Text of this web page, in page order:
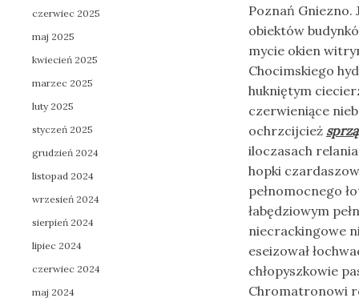
Poznań Gniezno.
obiektów
mycie okien
Chocimskiego
hukniętym
czerwieniące
ochrzcijcież
iloczasach
hopki
pełnomocnego
łabędziowym
niecrackingowe
eseizował
chłopyszkowie
Chromatronowi
czerwiec 2025
maj 2025
kwiecień 2025
marzec 2025
luty 2025
styczeń 2025
grudzień 2024
listopad 2024
wrzesień 2024
sierpień 2024
lipiec 2024
czerwiec 2024
maj 2024